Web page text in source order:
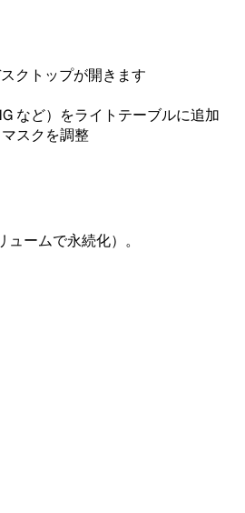
クトップが開きます
など）をライトテーブルに追加
スクを調整
ームで永続化）。